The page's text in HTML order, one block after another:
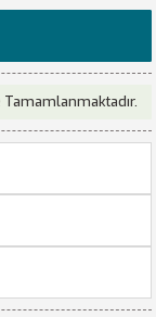
Tamamlanmaktadır.